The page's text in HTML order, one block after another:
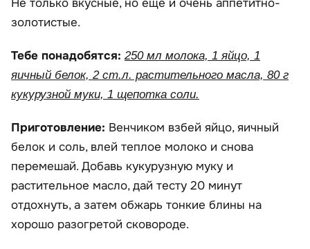
золотистые.
Тебе понадобятся: 250 мл молока, 1 яйцо, 1
яичный белок, 2 ст.л. растительного масла, 80 г
кукурузной муки, 1 щепотка соли.
Приготовление: Венчиком взбей яйцо, яичный
белок и соль, влей теплое молоко и снова
перемешай. Добавь кукурузную муку и
растительное масло, дай тесту 20 минут
отдохнуть, а затем обжарь тонкие блины на
хорошо разогретой сковороде.